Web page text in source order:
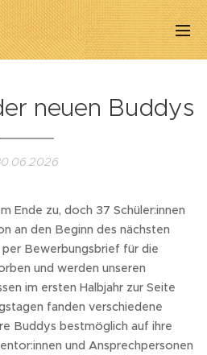
neuen Buddys
Ende zu, doch 37 Schüler:innen
an den Beginn des nächsten
per Bewerbungsbrief für die
und werden unseren
im ersten Halbjahr zur Seite
fanden verschiedene
Buddys bestmöglich auf ihre
und Ansprechpersonen